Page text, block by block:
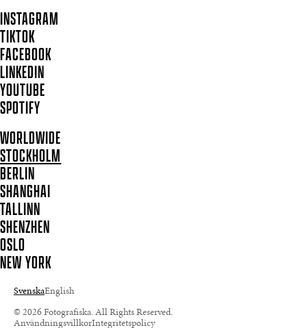
INSTAGRAM
TIKTOK
FACEBOOK
LINKEDIN
YOUTUBE
SPOTIFY
WORLDWIDE
STOCKHOLM
BERLIN
SHANGHAI
TALLINN
SHENZHEN
OSLO
NEW YORK
SvenskaEnglish
© 2026 Fotografiska. All Rights Reserved.
AnvändningsvillkorIntegritetspolicy